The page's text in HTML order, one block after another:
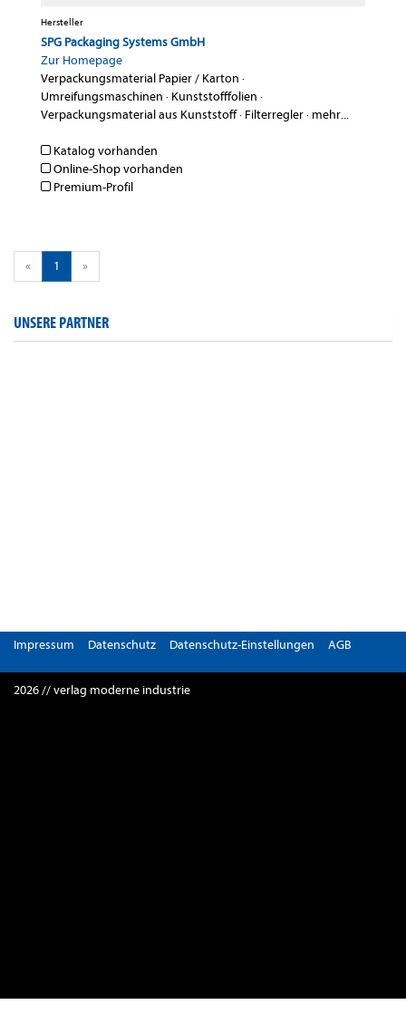
Hersteller
SPG Packaging Systems GmbH
Zur Homepage
Verpackungsmaterial Papier / Karton ·
Umreifungsmaschinen · Kunststofffolien ·
Verpackungsmaterial aus Kunststoff· Filterregler· mehr...
Katalog vorhanden
Online-Shop vorhanden
Premium-Profil
« 1 »
UNSERE PARTNER
Impressum Datenschutz Datenschutz-Einstellungen AGB
2026 // verlag moderne industrie